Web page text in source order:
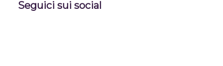
Seguici sui social